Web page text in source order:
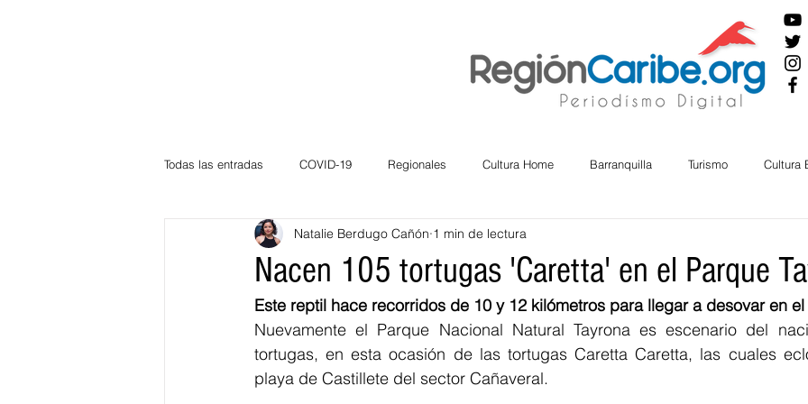
Todas las entradas COVID-19 Regionales Cultura Home Barranquilla Turismo Cultura
Atlántico La Guajira Cesar English
Bloggeros Hermanos Mayores Economía RAP CARIBE Política
Educación BID BIENESTAR AMBIENTAL
Nacen 105 tortugas 'Caretta' en el Parque
Natalie Berdugo Cañón 1 min de lectura
Nuevamente el Parque Nacional Natural Tayrona es escenario del
tortugas, en esta ocasión de las tortugas Caretta Caretta, las cuales
playa de Castillete del sector Cañaveral.